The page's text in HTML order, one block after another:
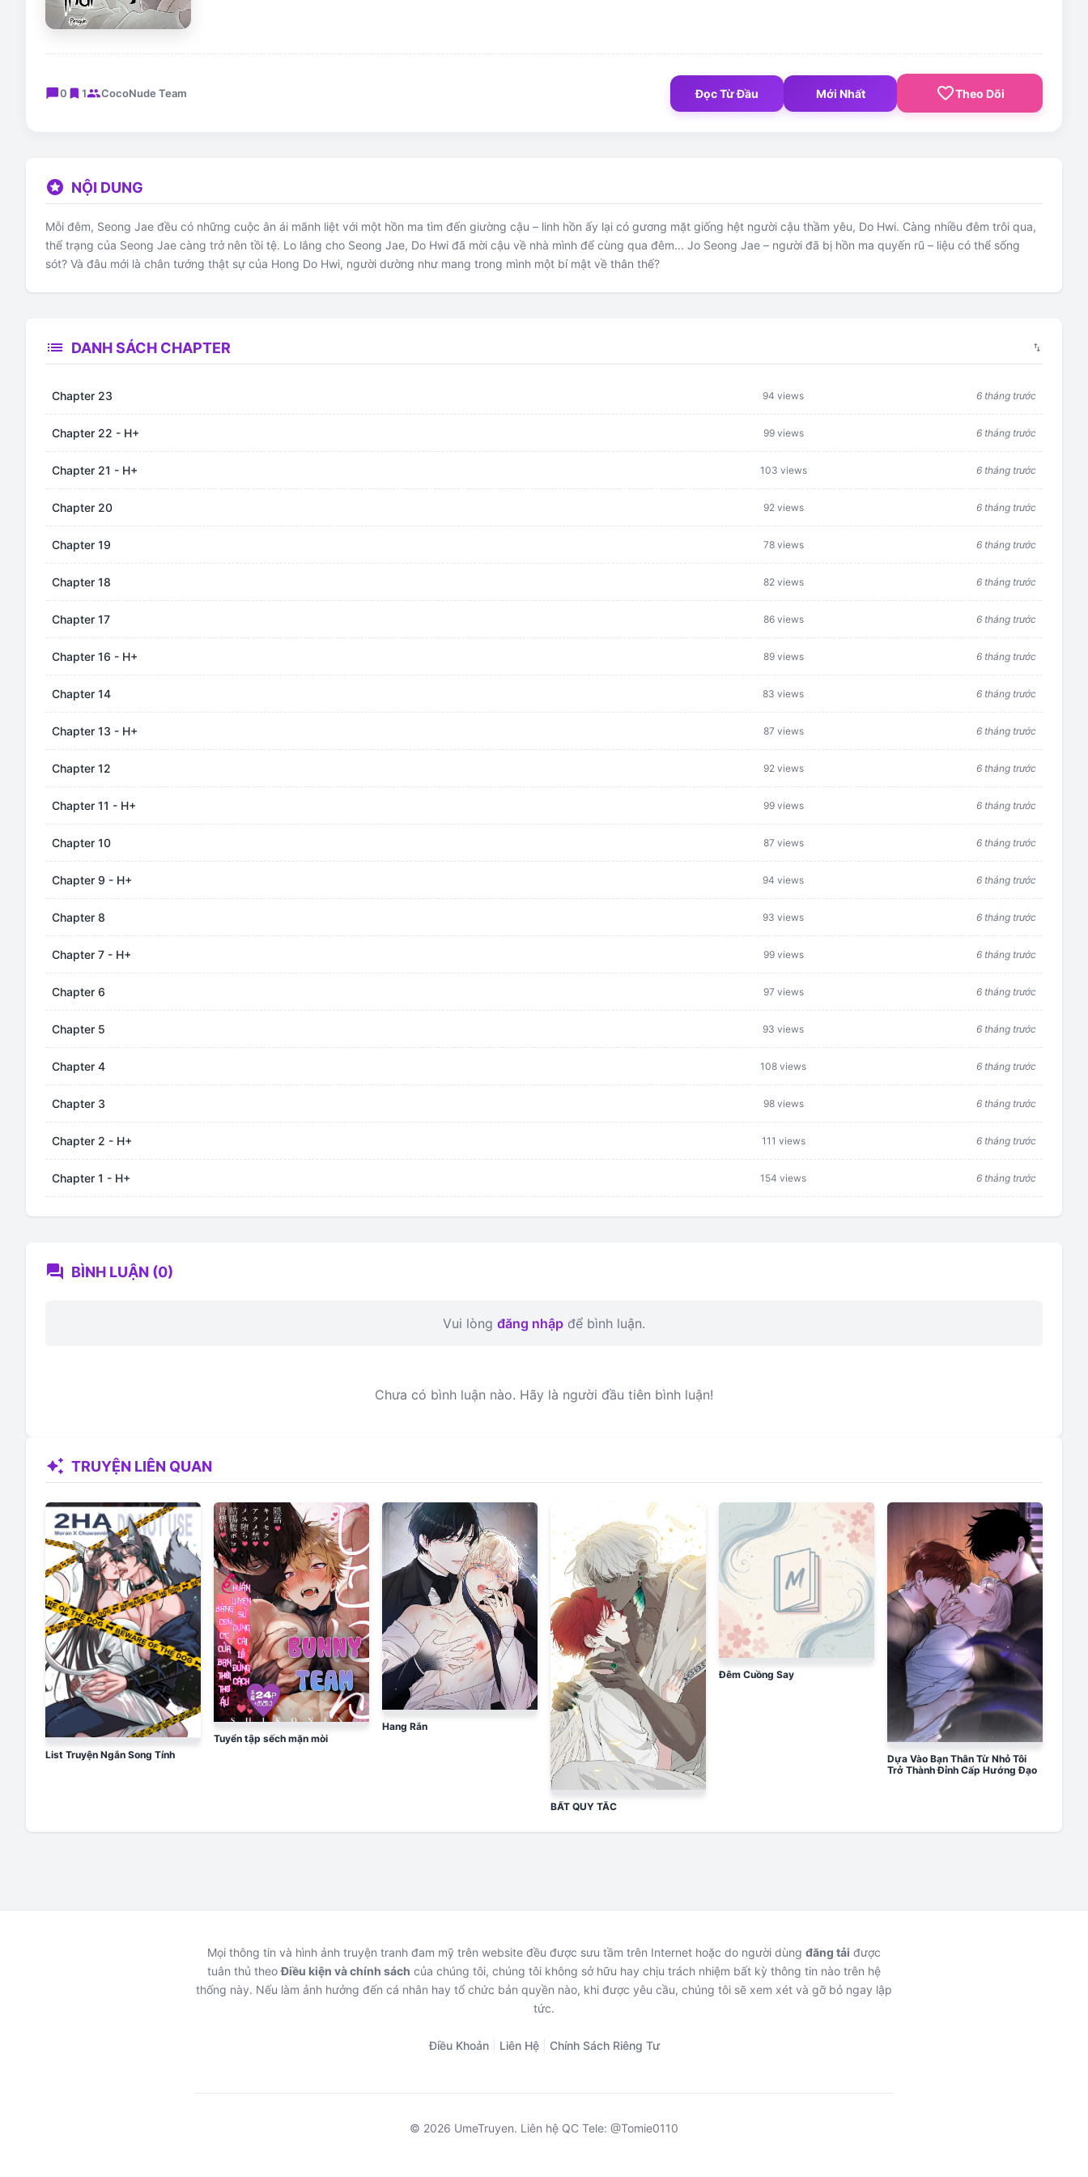
chat_bubble0 bookmark 1groupCocoNude Team Đọc Từ Đầu Mới Nhất favorite_borderTheo Dõi
stars NỘI DUNG
Mỗi đêm, Seong Jae đều có những cuộc ân ái mãnh liệt với một hồn ma tìm đến giường cậu – linh hồn ấy lại có gương mặt giống hệt người cậu thầm yêu, Do Hwi. Càng nhiều đêm trôi qua,
thể trạng của Seong Jae càng trở nên tồi tệ. Lo lắng cho Seong Jae, Do Hwi đã mời cậu về nhà mình để cùng qua đêm... Jo Seong Jae – người đã bị hồn ma quyến rũ – liệu có thể sống
sót? Và đâu mới là chân tướng thật sự của Hong Do Hwi, người dường như mang trong mình một bí mật về thân thế?
list DANH SÁCH CHAPTER swap_vert
Chapter 23 94 views 6 tháng trước
Chapter 22 - H+ 99 views 6 tháng trước
Chapter 21 - H+ 103 views 6 tháng trước
Chapter 20 92 views 6 tháng trước
Chapter 19 78 views 6 tháng trước
Chapter 18 82 views 6 tháng trước
Chapter 17 86 views 6 tháng trước
Chapter 16 - H+ 89 views 6 tháng trước
Chapter 14 83 views 6 tháng trước
Chapter 13 - H+ 87 views 6 tháng trước
Chapter 12 92 views 6 tháng trước
Chapter 11 - H+ 99 views 6 tháng trước
Chapter 10 87 views 6 tháng trước
Chapter 9 - H+ 94 views 6 tháng trước
Chapter 8 93 views 6 tháng trước
Chapter 7 - H+ 99 views 6 tháng trước
Chapter 6 97 views 6 tháng trước
Chapter 5 93 views 6 tháng trước
Chapter 4 108 views 6 tháng trước
Chapter 3 98 views 6 tháng trước
Chapter 2 - H+ 111 views 6 tháng trước
Chapter 1 - H+ 154 views 6 tháng trước
forum BÌNH LUẬN (0)
Vui lòng đăng nhập để bình luận.
Chưa có bình luận nào. Hãy là người đầu tiên bình luận!
auto_awesome TRUYỆN LIÊN QUAN
List Truyện Ngắn Song Tính
Tuyển tập sếch mặn mòi
Hang Rắn
BẤT QUY TẮC
Đêm Cuồng Say
Dựa Vào Bạn Thân Từ Nhỏ Tôi
Trở Thành Đỉnh Cấp Hướng Đạo
Mọi thông tin và hình ảnh truyện tranh đam mỹ trên website đều được sưu tầm trên Internet hoặc do người dùng đăng tải được
tuân thủ theoĐiều kiện và chính sách của chúng tôi, chúng tôi không sở hữu hay chịu trách nhiệm bất kỳ thông tin nào trên hệ
thống này. Nếu làm ảnh hưởng đến cá nhân hay tổ chức bản quyền nào, khi được yêu cầu, chúng tôi sẽ xem xét và gỡ bỏ ngay lập
tức.
Điều Khoản Liên Hệ Chính Sách Riêng Tư
© 2026 UmeTruyen. Liên hệ QC Tele: @Tomie0110